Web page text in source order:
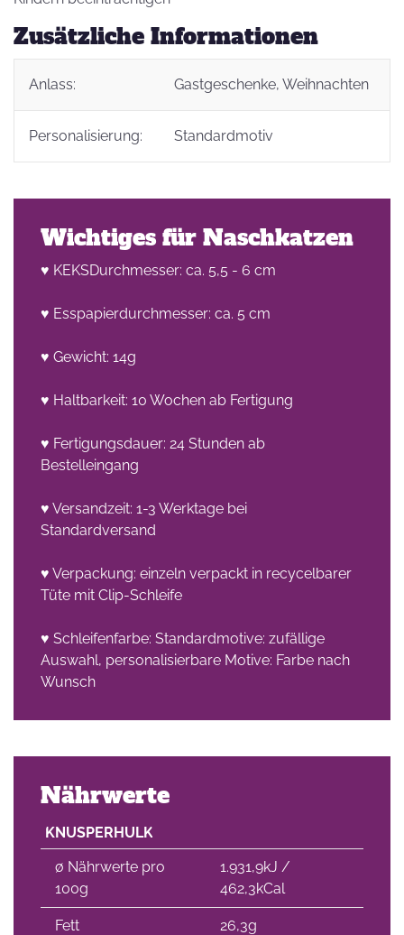
Zusätzliche Informationen
Anlass: Gastgeschenke, Weihnachten
Personalisierung: Standardmotiv
Wichtiges für Naschkatzen
♥ KEKSDurchmesser: ca. 5,5 - 6 cm
♥ Esspapierdurchmesser: ca. 5 cm
♥ Gewicht: 14g
♥ Haltbarkeit: 10 Wochen ab Fertigung
♥ Fertigungsdauer: 24 Stunden ab
Bestelleingang
♥ Versandzeit: 1-3 Werktage bei
Standardversand
♥ Verpackung: einzeln verpackt in recycelbarer
Tüte mit Clip-Schleife
♥ Schleifenfarbe: Standardmotive: zufällige
Auswahl, personalisierbare Motive: Farbe nach
Wunsch
Nährwerte
KNUSPERHULK
∅ Nährwerte pro
100g
1.931,9kJ /
462,3kCal
Fett 26,3g